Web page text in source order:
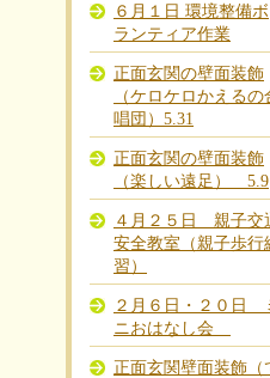
６月１日 環境整備ボ
ランティア作業
正面玄関の壁面装飾
（ケロケロかえるの
唱団）5.31
正面玄関の壁面装飾
（楽しい遠足） 5.9
４月２５日 親子交
安全教室（親子歩行
習）
２月６日・２０日
ニおはなし会
正面玄関壁面装飾（